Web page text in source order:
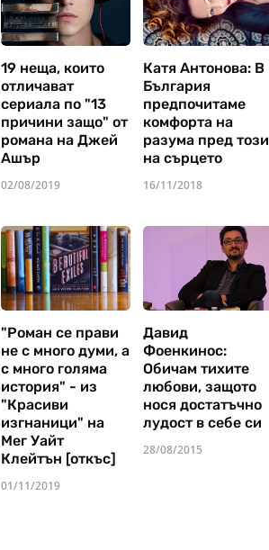
19 неща, които
отличават
сериала по "13
причини защо" от
романа на Джей
Ашър
02/08/2019
Катя Антонова: В
България
предпочитаме
комфорта на
разума пред този
на сърцето
16/11/2018
"Роман се прави
не с много думи, а
с много голяма
история" - из
"Красиви
изгнаници" на
Мег Уайт
Клейтън [откъс]
01/11/2019
Давид
Фоенкинос:
Обичам тихите
любови, защото
нося достатъчно
лудост в себе си
28/08/2015